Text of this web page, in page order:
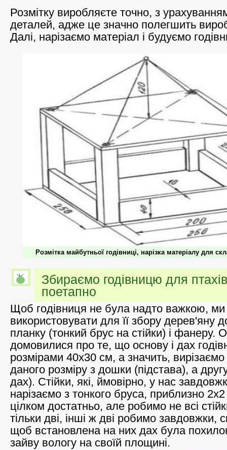
Розмітку виробляєте точно, з
деталей, адже це значно полегшить
Далі, нарізаємо матеріал і будуємо
Розмітка майбутньої годівниці, нарізка матеріалу для
Збираємо годівницю для
поетапно
Щоб годівниця не була надто важкою,
використовувати для її збору дерев'яну
планку (тонкий брус на стійки) і фанеру.
домовилися про те, що основу і дах
розмірами 40х30 см, а значить,
даного розміру з дошки (підстава), а
дах). Стійки, які, ймовірно, у нас
нарізаємо з тонкого бруса, приблизно
цілком достатньо, але робимо не всі
тільки дві, інші ж дві робимо завдовжки,
щоб встановлена на них дах була
зайву вологу на своїй площині.